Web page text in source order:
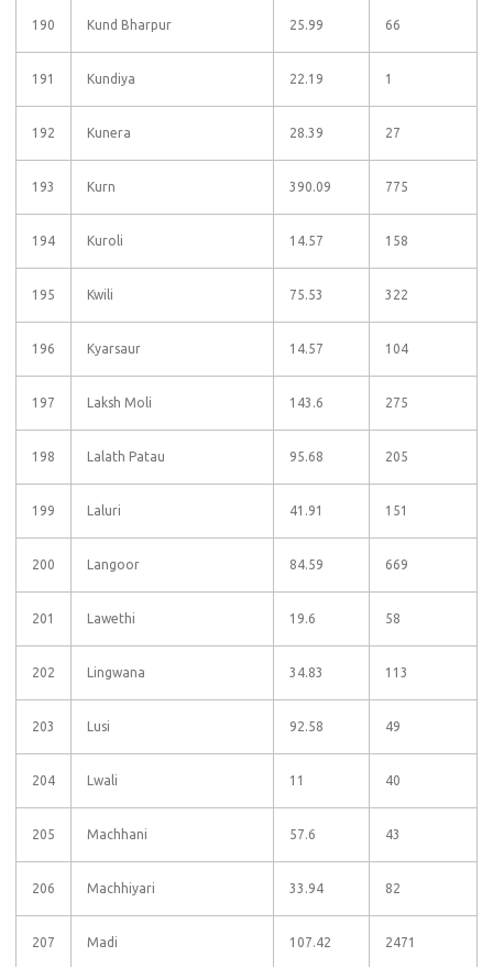
190 Kund Bharpur 25.99 66
191 Kundiya 22.19 1
192 Kunera 28.39 27
193 Kurn 390.09 775
194 Kuroli 14.57 158
195 Kwili 75.53 322
196 Kyarsaur 14.57 104
197 Laksh Moli 143.6 275
198 Lalath Patau 95.68 205
199 Laluri 41.91 151
200 Langoor 84.59 669
201 Lawethi 19.6 58
202 Lingwana 34.83 113
203 Lusi 92.58 49
204 Lwali 11 40
205 Machhani 57.6 43
206 Machhiyari 33.94 82
207 Madi 107.42 2471